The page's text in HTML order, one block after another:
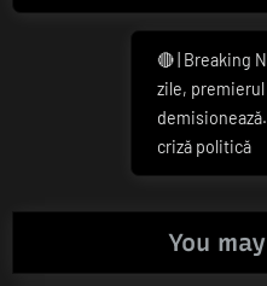
Next
Post:
🔴 | Breaking
zile, premierul
criză politică
You